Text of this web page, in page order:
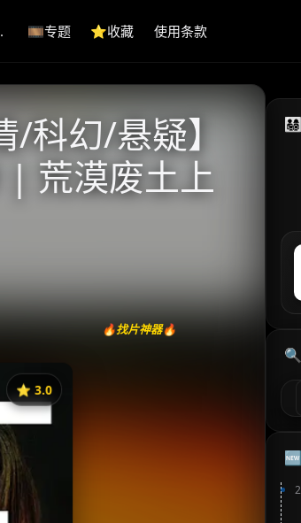
🎞️专题 ⭐️收藏 使用条款
/科幻/悬疑】
| 荒漠废土上
🔥找片神器🔥
⭐️ 3.0